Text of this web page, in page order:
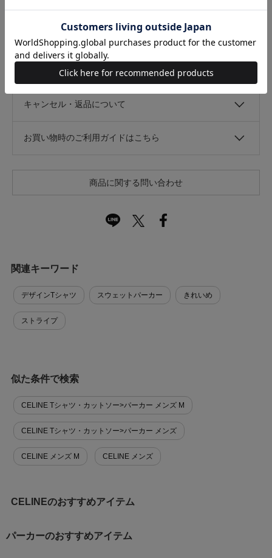
光沢
キャンセル・返品について
お買い物時のご利用ガイドはこちら
商品に関する問い合わせ
関連キーワード
デザインTシャツ スウェットパーカー きれいめ
ストライプ
似た条件で検索
CELINE Tシャツ・カットソー>パーカー メンズ M
CELINE Tシャツ・カットソー>パーカー メンズ
CELINE メンズ M CELINE メンズ
CELINEのおすすめアイテム
パーカーのおすすめアイテム